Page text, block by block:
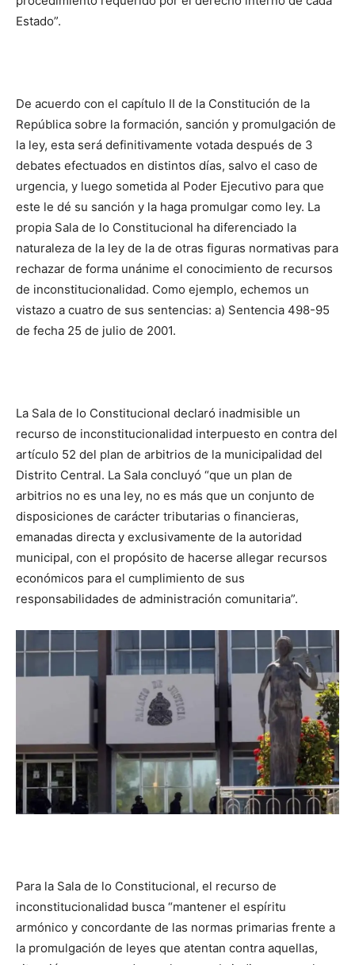
Estado”.
De acuerdo con el capítulo II de la Constitución de la
República sobre la formación, sanción y promulgación de
la ley, esta será definitivamente votada después de 3
debates efectuados en distintos días, salvo el caso de
urgencia, y luego sometida al Poder Ejecutivo para que
este le dé su sanción y la haga promulgar como ley. La
propia Sala de lo Constitucional ha diferenciado la
naturaleza de la ley de la de otras figuras normativas para
rechazar de forma unánime el conocimiento de recursos
de inconstitucionalidad. Como ejemplo, echemos un
vistazo a cuatro de sus sentencias: a) Sentencia 498-95
de fecha 25 de julio de 2001.
La Sala de lo Constitucional declaró inadmisible un
recurso de inconstitucionalidad interpuesto en contra del
artículo 52 del plan de arbitrios de la municipalidad del
Distrito Central. La Sala concluyó “que un plan de
arbitrios no es una ley, no es más que un conjunto de
disposiciones de carácter tributarias o financieras,
emanadas directa y exclusivamente de la autoridad
municipal, con el propósito de hacerse allegar recursos
económicos para el cumplimiento de sus
responsabilidades de administración comunitaria”.
Para la Sala de lo Constitucional, el recurso de
inconstitucionalidad busca “mantener el espíritu
armónico y concordante de las normas primarias frente a
la promulgación de leyes que atentan contra aquellas,